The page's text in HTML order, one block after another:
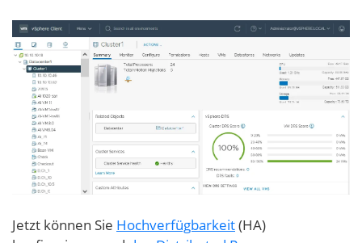
Jetzt können Sie Hochverfügbarkeit(HA)